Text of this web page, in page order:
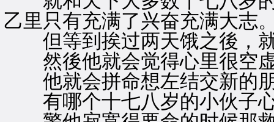
乙里只有充满了兴奋充满大志
但等到挨过两天饿之後，就
然後他就会觉得心里很空
他就会拼命想左结交新的朋
有哪个十七八岁的小伙子心